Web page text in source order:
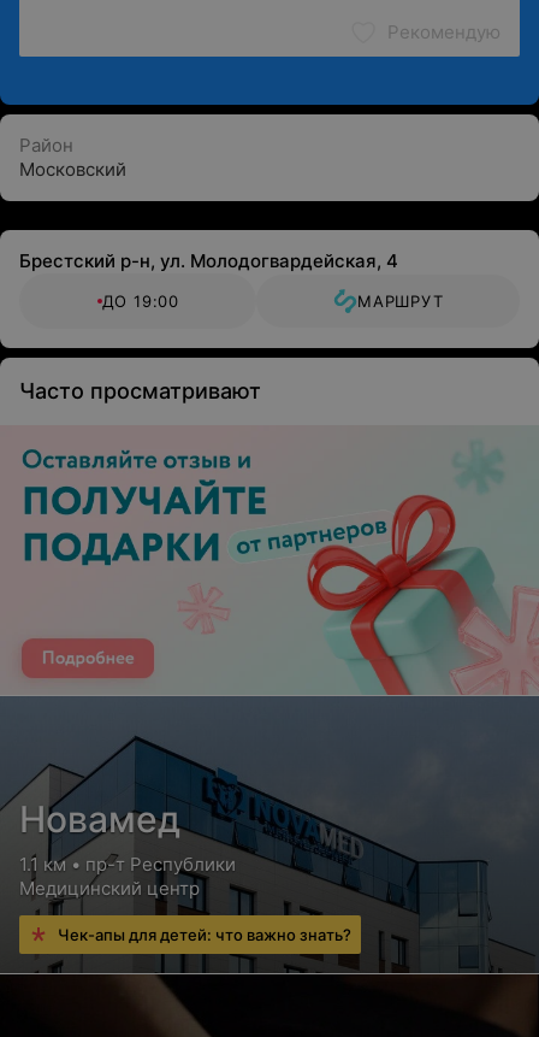
Рекомендую
Район
Московский
Брестский р-н, ул. Молодогвардейская, 4
ДО 19:00 МАРШРУТ
Часто просматривают
Новамед
1.1 км • пр-т Республики
Медицинский центр
Чек-апы для детей: что важно знать?